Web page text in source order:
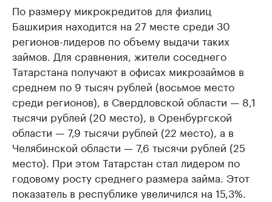
По размеру микрокредитов для физлиц
Башкирия находится на 27 месте среди 30
регионов-лидеров по объему выдачи таких
займов. Для сравнения, жители соседнего
Татарстана получают в офисах микрозаймов в
среднем по 9 тысяч рублей (восьмое место
среди регионов), в Свердловской области — 8,1
тысячи рублей (20 место), в Оренбургской
области — 7,9 тысячи рублей (22 место), а в
Челябинской области — 7,6 тысячи рублей (25
место). При этом Татарстан стал лидером по
годовому росту среднего размера займа. Этот
показатель в республике увеличился на 15,3%.